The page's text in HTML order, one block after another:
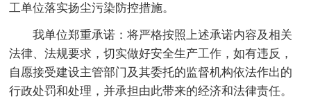
工单位落实扬尘污染防控措施。
我单位郑重承诺：将严格按照上述承诺内容及相关
法律、法规要求，切实做好安全生产工作，如有违反，
自愿接受建设主管部门及其委托的监督机构依法作出的
行政处罚和处理，并承担由此带来的经济和法律责任。